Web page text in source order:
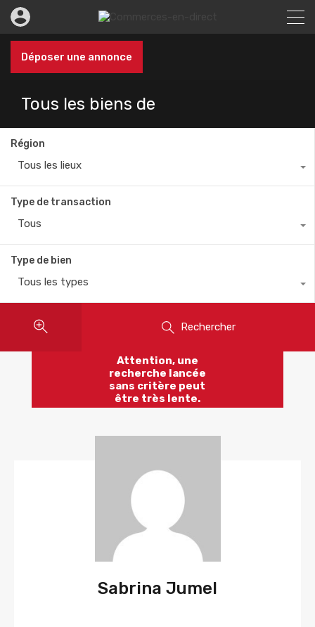
Déposer une annonce
Tous les biens de
Région
Tous les lieux
Type de transaction
Tous
Type de bien
Tous les types
Rechercher
Attention, une
recherche lancée
sans critère peut
être très lente.
Sabrina Jumel